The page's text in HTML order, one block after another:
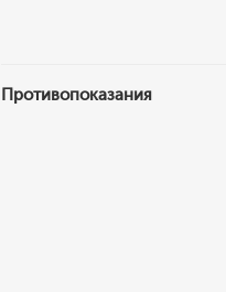
Противопоказания